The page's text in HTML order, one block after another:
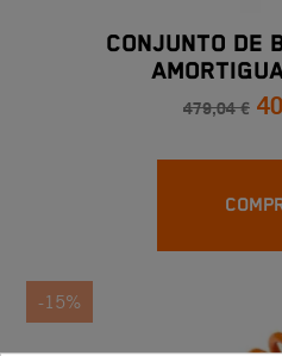
CONJUNTO DE
479,04 €
-15%